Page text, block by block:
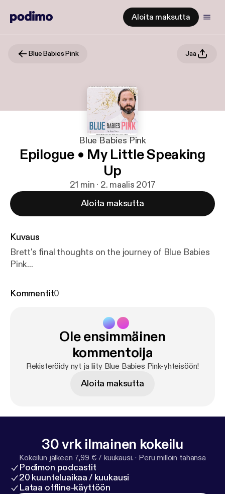
Aloita maksutta
Blue Babies Pink Jaa
Blue Babies Pink
Epilogue • My Little Speaking
Up
21 min · 2. maalis 2017
Aloita maksutta
Kuvaus
Brett's final thoughts on the journey of Blue Babies
Pink...
Kommentit0
Ole ensimmäinen
kommentoija
Rekisteröidy nyt ja liity Blue Babies Pink-yhteisöön!
Aloita maksutta
30 vrk ilmainen kokeilu
Kokeilun jälkeen 7,99 € / kuukausi. · Peru milloin tahansa
Podimon podcastit
20 kuunteluaikaa / kuukausi
Lataa offline-käyttöön